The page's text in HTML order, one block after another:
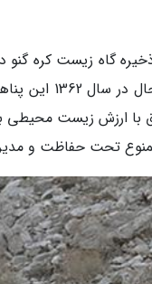
کـره ثبت
با ارزش زیست محیطی
تحت حفاظت و